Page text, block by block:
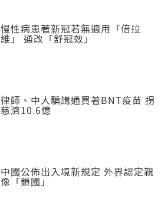
慢性病患著新冠若無適用「倍拉
維」 通改「舒冠效」
律師、中人騙講通買著BNT疫苗 拐
慈濟10.6億
中國公佈出入境新規定 外界認定親
像「鎖國」